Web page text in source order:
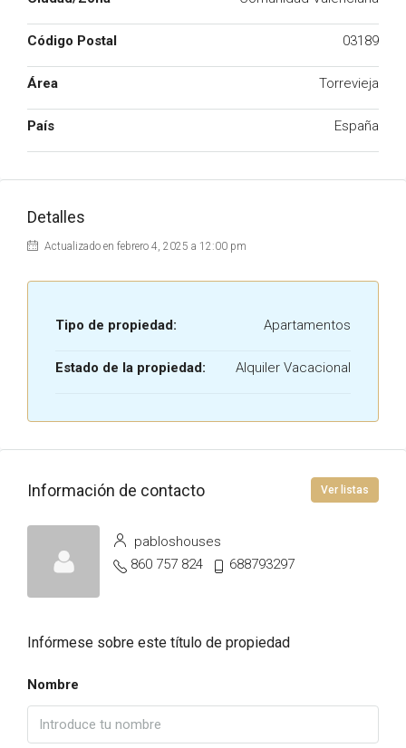
Código Postal 03189
Área Torrevieja
País España
Detalles
Actualizado en febrero 4, 2025 a 12:00 pm
Tipo de propiedad: Apartamentos
Estado de la propiedad: Alquiler Vacacional
Información de contacto Ver listas
pabloshouses
860 757 824
688793297
Infórmese sobre este título de propiedad
Nombre